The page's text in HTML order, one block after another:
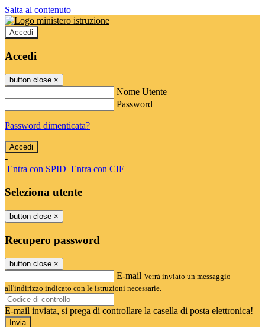
Salta al contenuto
Accedi
Accedi
button close ×
Nome Utente
Password
Password dimenticata?
-
Entra con SPID Entra con CIE
Seleziona utente
button close ×
Recupero password
button close ×
E-mail Verrà inviato un messaggio
all'indirizzo indicato con le istruzioni necessarie.
E-mail inviata, si prega di controllare la casella di posta elettronica!